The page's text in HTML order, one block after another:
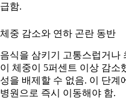
급함.
체중 감소와 연하 곤란 동반
음식을 삼키기 고통스럽거나
이 체중이 5퍼센트 이상 감소
성을 배제할 수 없음. 이 단계
병원으로 즉시 이동해야 함.